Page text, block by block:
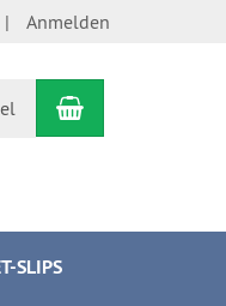
Anmelden
Warenkorb
SLIPS